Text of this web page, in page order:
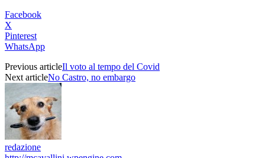
Facebook
X
Pinterest
WhatsApp
Previous articleIl voto al tempo del Covid
Next articleNo Castro, no embargo
redazione